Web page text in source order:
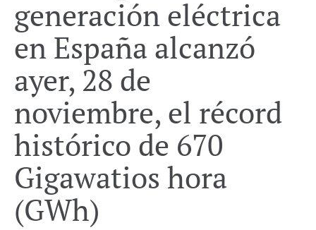
generación eléctrica
en España alcanzó
ayer, 28 de
noviembre, el récord
histórico de 670
Gigawatios hora
(GWh)